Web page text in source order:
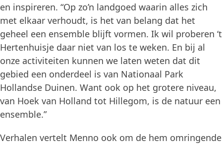
en inspireren. “Op zo’n landgoed waarin alles zich
met elkaar verhoudt, is het van belang dat het
geheel een ensemble blijft vormen. Ik wil proberen ‘t
Hertenhuisje daar niet van los te weken. En bij al
onze activiteiten kunnen we laten weten dat dit
gebied een onderdeel is van Nationaal Park
Hollandse Duinen. Want ook op het grotere niveau,
van Hoek van Holland tot Hillegom, is de natuur een
ensemble.”
Verhalen vertelt Menno ook om de hem omringende